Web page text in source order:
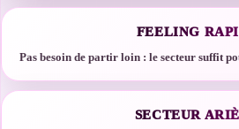
FEELING
Pas besoin de partir loin : le secteur suffit
SECTEUR